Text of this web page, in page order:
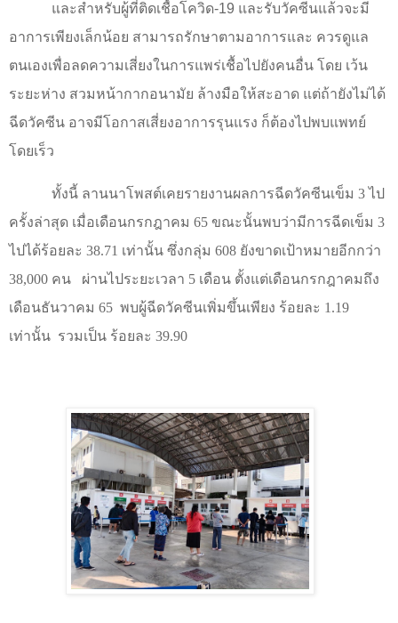
และสำหรับผู้ที่ติดเชื้อโควิด-19 และรับวัคซีนแล้วจะมี
อาการเพียงเล็กน้อย สามารถรักษาตามอาการและ ควรดูแล
ตนเองเพื่อลดความเสี่ยงในการแพร่เชื้อไปยังคนอื่น โดย เว้น
ระยะห่าง สวมหน้ากากอนามัย ล้างมือให้สะอาด แต่ถ้ายังไม่ได้
ฉีดวัคซีน อาจมีโอกาสเสี่ยงอาการรุนแรง ก็ต้องไปพบแพทย์
โดยเร็ว
ทั้งนี้ ลานนาโพสต์เคยรายงานผลการฉีดวัคซีนเข็ม 3ไป
ครั้งล่าสุด เมื่อเดือนกรกฎาคม 65 ขณะนั้นพบว่ามีการฉีดเข็ม 3
ไปได้ร้อยละ 38.71 เท่านั้น ซึ่งกลุ่ม 608 ยังขาดเป้าหมายอีกกว่า
38,000 คน ผ่านไประยะเวลา 5 เดือน ตั้งแต่เดือนกรกฎาคมถึง
เดือนธันวาคม 65 พบผู้ฉีดวัคซีนเพิ่มขึ้นเพียง ร้อยละ 1.19
เท่านั้น รวมเป็น ร้อยละ 39.90